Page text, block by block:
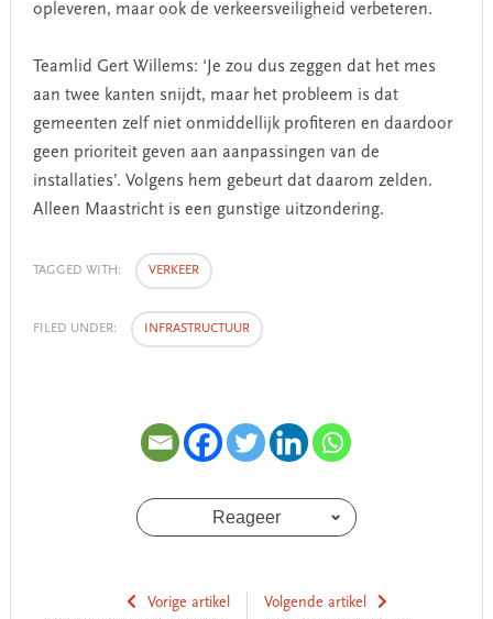
opleveren, maar ook de verkeersveiligheid verbeteren.
Teamlid Gert Willems: ‘Je zou dus zeggen dat het mes
aan twee kanten snijdt, maar het probleem is dat
gemeenten zelf niet onmiddellijk profiteren en daardoor
geen prioriteit geven aan aanpassingen van de
installaties’. Volgens hem gebeurt dat daarom zelden.
Alleen Maastricht is een gunstige uitzondering.
TAGGED WITH: VERKEER
FILED UNDER: INFRASTRUCTUUR
Reageer
Vorige artikel
Volgende artikel